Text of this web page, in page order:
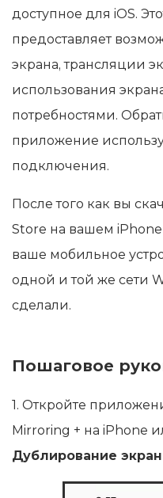
доступное для iOS.
предоставляет
экрана, трансляции
использования
потребностями.
приложение
подключения.
После того как вы
Store на вашем
ваше мобильное
одной и той же сети
сделали.
Пошаговое
1. Откройте
Mirroring + на iPhone
Дублирование